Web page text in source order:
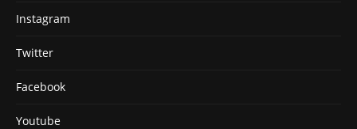
Instagram
Twitter
Facebook
Youtube